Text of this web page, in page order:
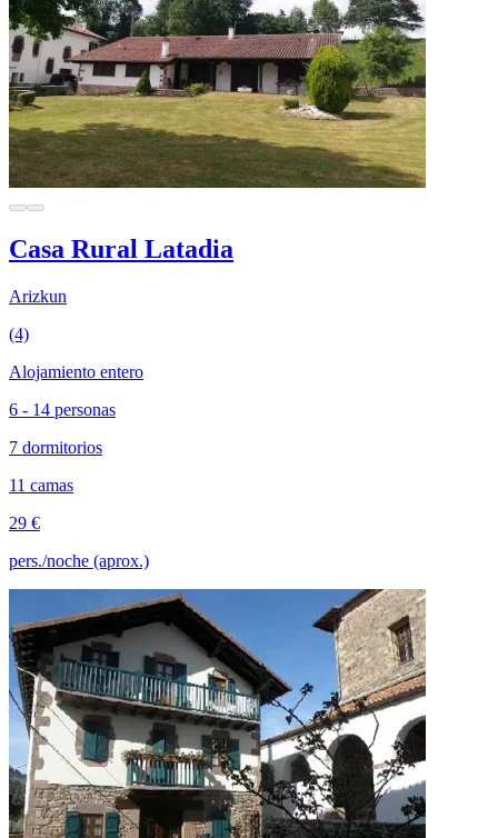
Casa Rural Latadia
Arizkun
(4)
Alojamiento entero
6 - 14 personas
7 dormitorios
11 camas
29 €
pers./noche (aprox.)